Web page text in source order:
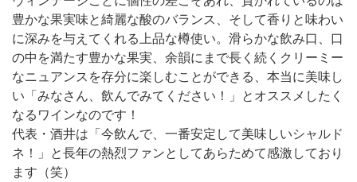
豊かな果実味と綺麗な酸のバランス、そして香りと味わい
に深みを与えてくれる上品な樽使い。滑らかな飲み口、口
の中を満たす豊かな果実、余韻にまで長く続くクリーミー
なニュアンスを存分に楽しむことができる、本当に美味し
い「みなさん、飲んでみてください！」とオススメしたく
なるワインなのです！
代表・酒井は「今飲んで、一番安定して美味しいシャルド
ネ！」と長年の熱烈ファンとしてあらためて感激しており
ます（笑）